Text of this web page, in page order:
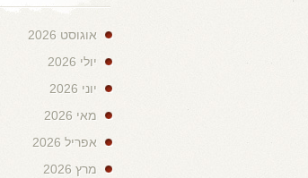
אוגוסט 2026
יולי 2026
יוני 2026
מאי 2026
אפריל 2026
מרץ 2026